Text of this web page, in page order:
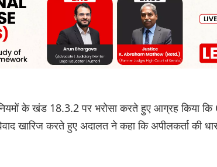
के खंड 18.3.2 पर भरोसा करते हुए आग्रह किया कि
खारिज करते हुए अदालत ने कहा कि अपीलकर्ता की